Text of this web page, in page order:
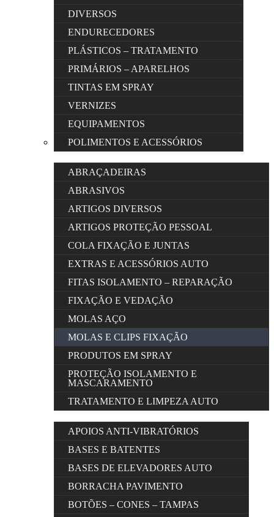
DIVERSOS
ENDURECEDORES
PLÁSTICOS – TRATAMENTO
PRIMÁRIOS – APARELHOS
TINTAS EM SPRAY
VERNIZES
EQUIPAMENTOS
POLIMENTOS E ACESSÓRIOS
ABRAÇADEIRAS
ABRASIVOS
ARTIGOS DIVERSOS
ARTIGOS PROTEÇÃO PESSOAL
COLA FIXAÇÃO E JUNTAS
EXTRAS E ACESSÓRIOS AUTO
FITAS ISOLAMENTO – REPARAÇÃO
FIXAÇÃO E VEDAÇÃO
MOLAS AÇO
MOLAS E CLIPS FIXAÇÃO
PRODUTOS EM SPRAY
PROTEÇÃO ISOLAMENTO E
MASCARAMENTO
TRATAMENTO E LIMPEZA AUTO
APOIOS ANTI-VIBRATÓRIOS
BASES E BATENTES
BASES DE ELEVADORES AUTO
BORRACHA PAVIMENTO
BOTÕES – CONES – TAMPAS